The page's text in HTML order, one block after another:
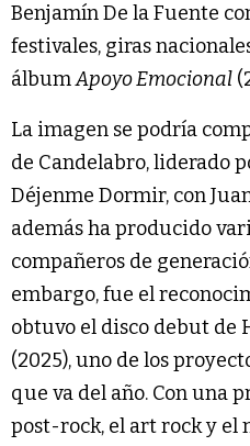
Benjamín De la Fuente
festivales, giras
álbumApoyo Emocional
La imagen se podría
de Candelabro, liderado
Déjenme Dormir, con
además ha producido
compañeros de
embargo, fue el
obtuvo el disco debut de
(2025), uno de los
que va del año. Con una
post-rock, el art rock y el